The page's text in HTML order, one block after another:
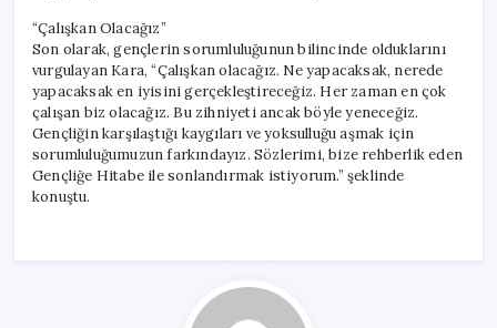
“Çalışkan Olacağız”
Son olarak, gençlerin sorumluluğunun bilincinde olduklarını
vurgulayan Kara, “Çalışkan olacağız. Ne yapacaksak, nerede
yapacaksak en iyisini gerçekleştireceğiz. Her zaman en çok
çalışan biz olacağız. Bu zihniyeti ancak böyle yeneceğiz.
Gençliğin karşılaştığı kaygıları ve yoksulluğu aşmak için
sorumluluğumuzun farkındayız. Sözlerimi, bize rehberlik eden
Gençliğe Hitabe ile sonlandırmak istiyorum.” şeklinde
konuştu.